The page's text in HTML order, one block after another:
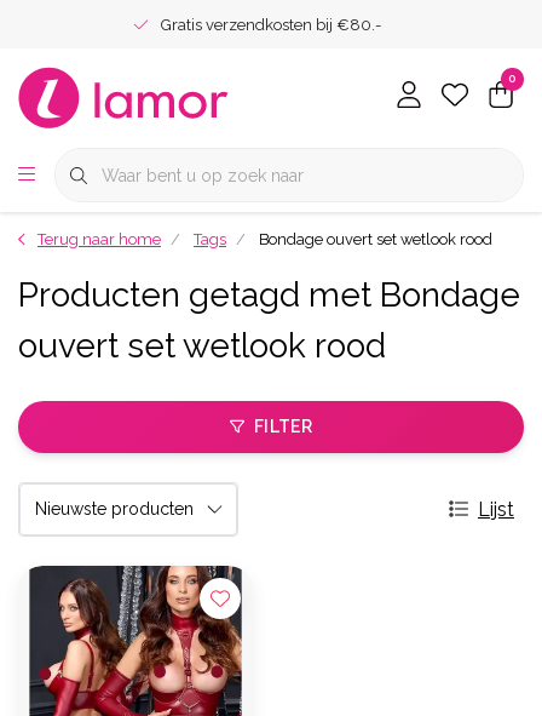
Gratis verzendkosten bij €80.-
0
Terug naar home Tags Bondage ouvert set wetlook rood
Producten getagd met Bondage
ouvert set wetlook rood
FILTER
Lijst